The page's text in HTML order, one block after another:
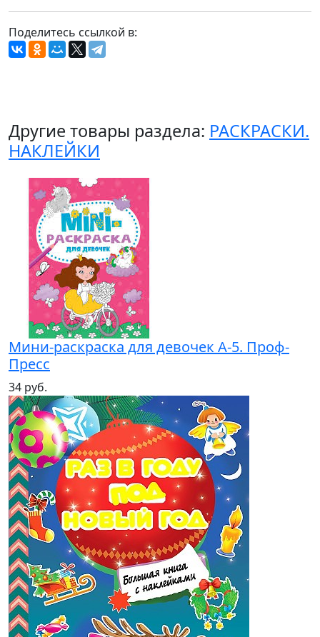
Поделитесь ссылкой в:
Другие товары раздела: РАСКРАСКИ.
НАКЛЕЙКИ
Мини-раскраска для девочек А-5. Проф-
Пресс
34 руб.